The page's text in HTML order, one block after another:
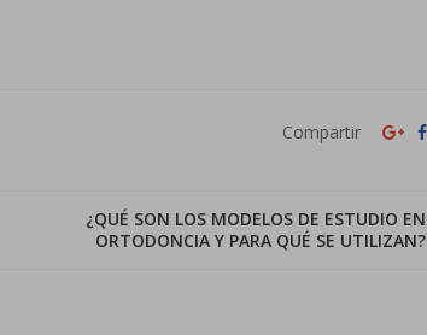
Compartir
¿QUÉ SON LOS MODELOS DE ESTUDIO EN
ORTODONCIA Y PARA QUÉ SE UTILIZAN?